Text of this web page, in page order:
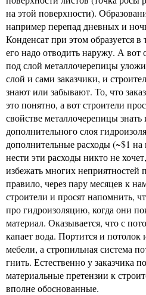
на этой поверхности).
например перепад дневных и
Конденсат при этом образуется в
его надо отводить наружу. А вот
под слой металлочерепицы
слой и сами заказчики, и
знают или забывают. То, что
это понятно, а вот строители
свойстве металлочерепицы
дополнительного слоя
дополнительные расходы (~$1
нести эти расходы никто не
избежать многих неприятностей
правило, через пару месяцев к
строители и просят напомнить,
про гидроизоляцию, когда они
материал. Оказывается, что с
капает вода. Портится и
мебели, а стропильная система
гнить. Естественно у заказчика
материальные претензии к
вполне обоснованные.